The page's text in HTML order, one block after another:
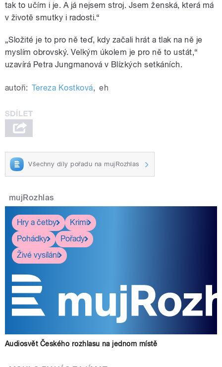
tak to učím i je. A já nejsem stroj. Jsem ženská, která má
v životě smutky i radosti.“
„Složité je to pro ně teď, kdy začali hrát a tlak na ně je
myslím obrovský. Velkým úkolem je pro ně to ustát,“
uzavírá Petra Jungmanová v Blízkých setkáních.
autoři: Tereza Kostková, eh
Všechny díly pořadu na mujRozhlas
mujRozhlas
Hry a četby
Krimi
Pohádky
Pořady
Živé vysílání
Audiosvět Českého rozhlasu na jednom místě